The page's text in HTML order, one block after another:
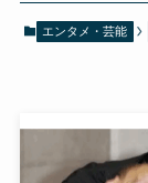
エンタメ・芸能